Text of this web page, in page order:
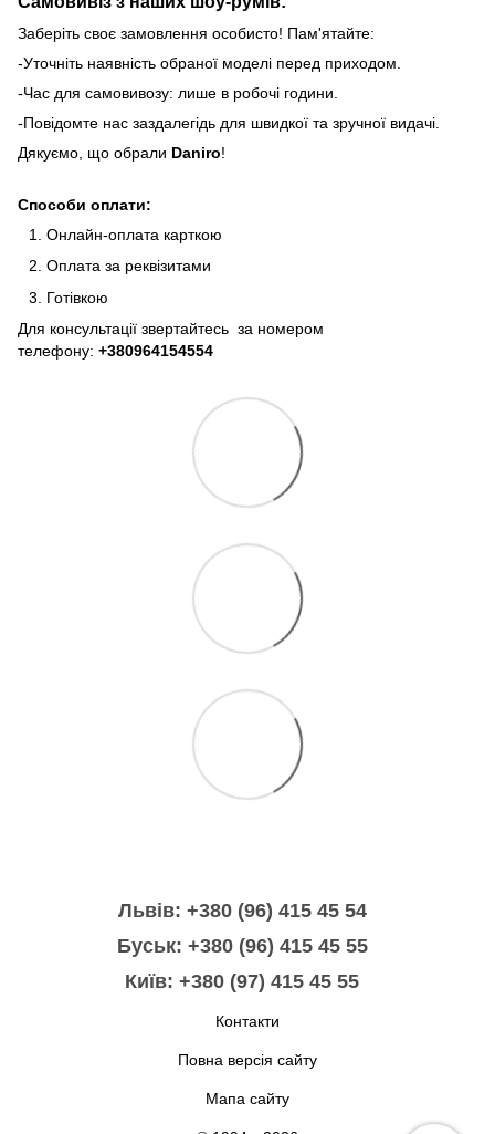
Заберіть своє замовлення особисто! Пам'ятайте:
-Уточніть наявність обраної моделі перед приходом.
-Час для самовивозу: лише в робочі години.
-Повідомте нас заздалегідь для швидкої та зручної видачі.
Дякуємо, що обрали Daniro!
Способи оплати:
Онлайн-оплата карткою
Оплата за реквізитами
Готівкою
Для консультації звертайтесь за номером
телефону: +380964154554
Львів: +380 (96) 415 45 54
Буськ: +380 (96) 415 45 55
Київ: +380 (97) 415 45 55
Контакти
Повна версія сайту
Мапа сайту